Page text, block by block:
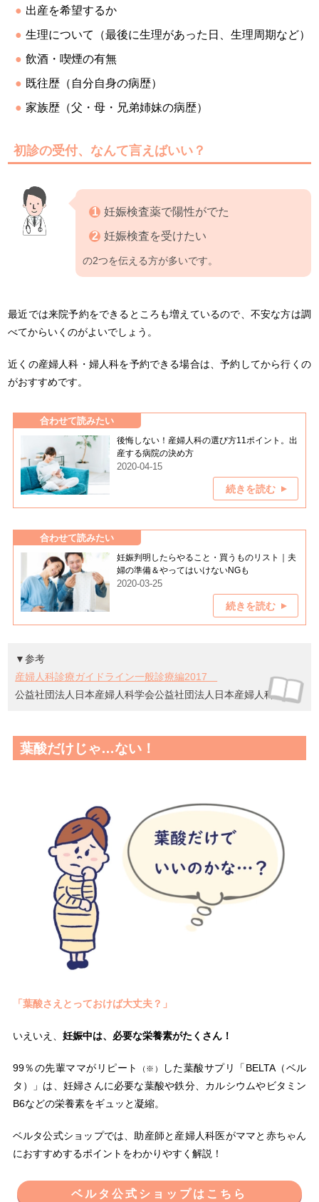
出産を希望するか
生理について（最後に生理があった日、生理周期など）
飲酒・喫煙の有無
既往歴（自分自身の病歴）
家族歴（父・母・兄弟姉妹の病歴）
初診の受付、なんて言えばいい？
妊娠検査薬で陽性がでた
妊娠検査を受けたい
の2つを伝える方が多いです。
最近では来院予約をできるところも増えているので、不安な方は調
べてからいくのがよいでしょう。
近くの産婦人科・婦人科を予約できる場合は、予約してから行くの
がおすすめです。
合わせて読みたい
後悔しない！産婦人科の選び方11ポイント。出
産する病院の決め方
2020-04-15
続きを読む
合わせて読みたい
妊娠判明したらやること・買うものリスト｜夫
婦の準備＆やってはいけないNGも
2020-03-25
続きを読む
▼参考
産婦人科診療ガイドライン一般診療編2017
公益社団法人日本産婦人科学会公益社団法人日本産婦人科医会
葉酸だけじゃ…ない！
「葉酸さえとっておけば大丈夫？」
いえいえ、 妊娠中は、必要な栄養素がたくさん！
99％の先輩ママがリピート （※）
した葉酸サプリ「BELTA（ベル
タ）」は、妊婦さんに必要な葉酸や鉄分、カルシウムやビタミン
B6などの栄養素をギュッと凝縮。
ベルタ公式ショップでは、助産師と産婦人科医がママと赤ちゃん
におすすめするポイントをわかりやすく解説！
ベルタ公式ショップはこちら